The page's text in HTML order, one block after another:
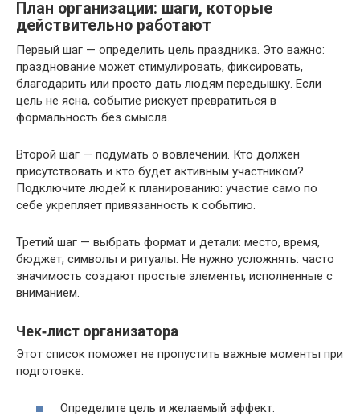
План организации: шаги, которые
действительно работают
Первый шаг — определить цель праздника. Это важно:
празднование может стимулировать, фиксировать,
благодарить или просто дать людям передышку. Если
цель не ясна, событие рискует превратиться в
формальность без смысла.
Второй шаг — подумать о вовлечении. Кто должен
присутствовать и кто будет активным участником?
Подключите людей к планированию: участие само по
себе укрепляет привязанность к событию.
Третий шаг — выбрать формат и детали: место, время,
бюджет, символы и ритуалы. Не нужно усложнять: часто
значимость создают простые элементы, исполненные с
вниманием.
Чек‑лист организатора
Этот список поможет не пропустить важные моменты при
подготовке.
Определите цель и желаемый эффект.